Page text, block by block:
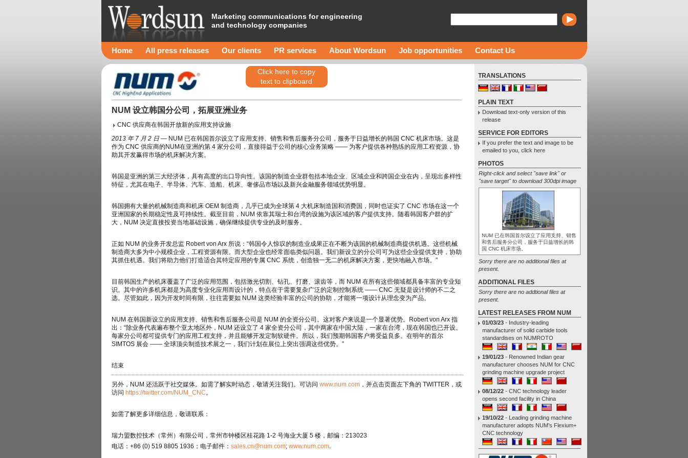
Marketing communications for engineering
and technology companies
Home All press releases Our clients PR services About Wordsun Job opportunities Contact Us
Click here to copy
text to clipboard
NUM 设立韩国分公司，拓展亚洲业务
CNC 供应商在韩国开放新的应用支持设施
2013 年7 月2 日— NUM 已在韩国首尔设立了应用支持、销售和售后服务分公司，服务于日益增长的韩国 CNC 机床市场。这是
作为 CNC 供应商的NUM在亚洲的第 4 家分公司，直接得益于公司的核心业务策略 —— 为客户提供各种熟练的应用工程资源，协
助其开发赢得市场的机床解决方案。
韩国是亚洲的第三大经济体，具有高度的出口导向性。该国的制造企业群包括本地企业、区域企业和跨国企业在内，呈现出多样性
特征，尤其在电子、半导体、汽车、造船、机床、奢侈品市场以及新兴金融服务领域优势明显。
韩国拥有大量的机械制造商和机床 OEM 制造商，几乎已成为全球第 4 大机床制造国和消费国，同时也证实了 CNC 市场在这一个
亚洲国家的长期稳定性及可持续性。截至目前，NUM 依靠其瑞士和台湾的设施为该区域的客户提供支持。随着韩国客户群的扩
大，NUM 决定直接投资当地基础设施，确保继续提供专业的及时服务。
正如 NUM 的业务开发总监 Robert von Arx 所说：“韩国令人惊叹的制造业成果正在不断为该国的机械制造商提供机遇。这些机械
制造商大多为中小规模企业，工程资源有限。而大型企业也经常面临类似问题。我们新设立的分公司可为这些企业提供支持，协助
其抓住机遇。我们将助力他们打造适合其特定应用的专属 CNC 系统，创造独一无二的机床解决方案，更快地融入市场。”
目前韩国生产的机床覆盖了广泛的应用范围，包括激光切割、钻孔、打磨、滚齿等，而 NUM 在所有这些领域都具备丰富的专业知
识。其中的许多机床都是为高度专业化应用而设计的，特点在于需要复杂广泛的定制控制系统 —— CNC 无疑是设计师的不二之
选。尽管如此，因为开发时间有限，往往需要如 NUM 这类经验丰富的公司的协助，才能将一项设计从理念变为产品。
NUM 在韩国新设立的应用支持、销售和售后服务公司是 NUM 的全资分公司。这对客户来说是一个显著优势。Robert von Arx 指
出：“除业务代表遍布整个亚太地区外，NUM 还设立了 4 家全资分公司，其中两家在中国大陆，一家在台湾，现在韩国也已开设。
每家分公司都可提供专门的应用工程支持，并且能够开发定制软硬件。所以，我们预期韩国客户将受益良多。在明年的首尔
SIMTOS 展会 —— 全球顶尖制造技术展之一，我们计划在展位上突出强调这些优势。”
结束
另外，NUM 还活跃于社交媒体。如需了解实时动态，敬请关注我们。可访问 www.num.com，并点击页面左下角的 TWITTER，或
访问 https://twitter.com/NUM_CNC。
如需了解更多详细信息，敬请联系：
瑞力盟数控技术（常州）有限公司，常州市钟楼区桂花路 1-2 号海业大厦 5 楼，邮编：213023
电话：+86 (0) 519 8805 1936；电子邮件： sales.cn@num.com; www.num.com.
TRANSLATIONS
PLAIN TEXT
Download text-only version of this
release
SERVICE FOR EDITORS
If you prefer the text and image to be
emailed to you, click here
PHOTOS
Right-click and select "save link" or
"save target" to download 300dpi image
NUM 已在韩国首尔设立了应用支持、销售
和售后服务分公司，服务于日益增长的韩
国 CNC 机床市场。
Sorry there are no additional files at
present.
ADDITIONAL FILES
Sorry there are no addtional files at
present.
LATEST RELEASES FROM NUM
01/03/23- Industry-leading
manufacturer of solid carbide tools
standardises on NUMROTO
19/01/23- Renowned Indian gear
manufacturer chooses NUM for CNC
grinding machine upgrade project
08/12/22- CNC technology leader
opens second facility in China
19/10/22- Leading grinding machine
manufacturer adopts NUM’s Flexium+
CNC technology